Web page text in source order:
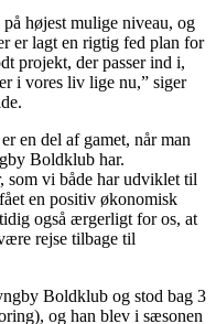
højest mulige niveau, og
er lagt en rigtig fed plan for
projekt, der passer ind i,
i vores liv lige nu,” siger
en del af gamet, når man
Boldklub har.
som vi både har udviklet til
en positiv økonomisk
også ærgerligt for os, at
rejse tilbage til
Boldklub og stod bag 3
og han blev i sæsonen